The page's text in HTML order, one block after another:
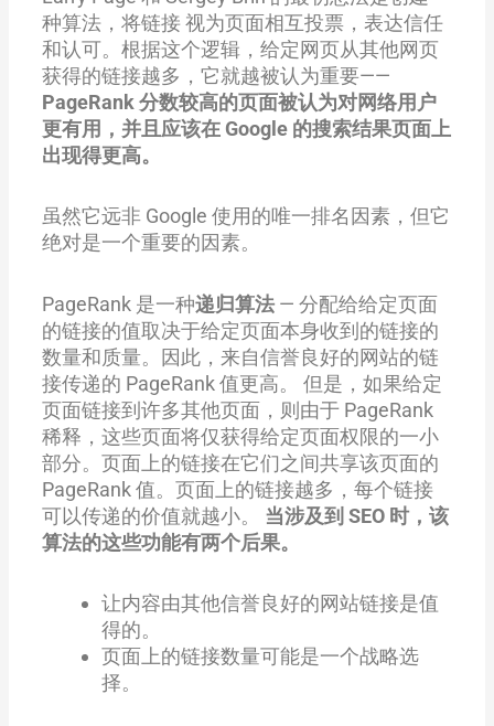
种算法，将链接 视为页面相互投票，表达信任
和认可。根据这个逻辑，给定网页从其他网页
获得的链接越多，它就越被认为重要——
PageRank 分数较高的页面被认为对网络用户
更有用，并且应该在 Google 的搜索结果页面上
出现得更高。
虽然它远非 Google 使用的唯一排名因素，但它
绝对是一个重要的因素。
PageRank 是一种递归算法— 分配给给定页面
的链接的值取决于给定页面本身收到的链接的
数量和质量。因此，来自信誉良好的网站的链
接传递的 PageRank 值更高。 但是，如果给定
页面链接到许多其他页面，则由于 PageRank
稀释，这些页面将仅获得给定页面权限的一小
部分。页面上的链接在它们之间共享该页面的
PageRank 值。页面上的链接越多，每个链接
可以传递的价值就越小。 当涉及到 SEO 时，该
算法的这些功能有两个后果。
让内容由其他信誉良好的网站链接是值
得的。
页面上的链接数量可能是一个战略选
择。